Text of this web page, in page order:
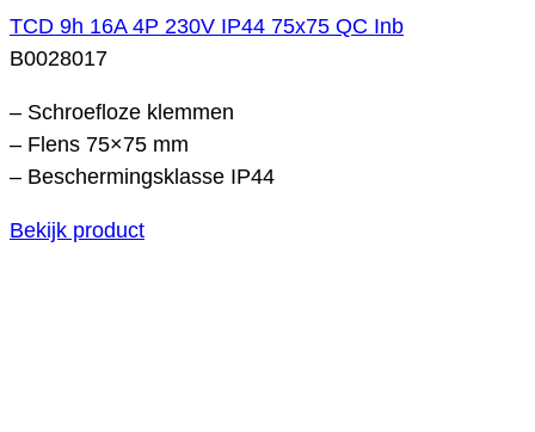
TCD 9h 16A 4P 230V IP44 75x75 QC Inb
B0028017
– Schroefloze klemmen
– Flens 75×75 mm
– Beschermingsklasse IP44
Bekijk product